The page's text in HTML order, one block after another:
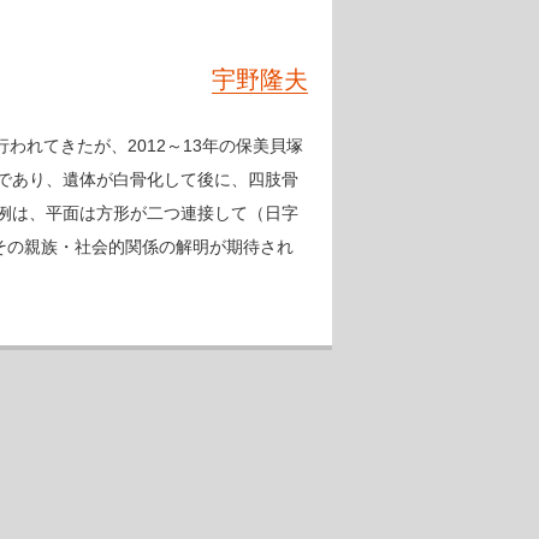
宇野隆夫
れてきたが、2012～13年の保美貝塚
あり、遺体が白骨化して後に、四肢骨
は、平面は方形が二つ連接して（日字
親族・社会的関係の解明が期待され